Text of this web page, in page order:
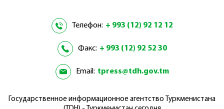
Телефон: + 993 (12) 92 12 12
Факс: + 993 (12) 92 52 30
Email: tpress@tdh.gov.tm
Государственное информационное агентство Туркменистана